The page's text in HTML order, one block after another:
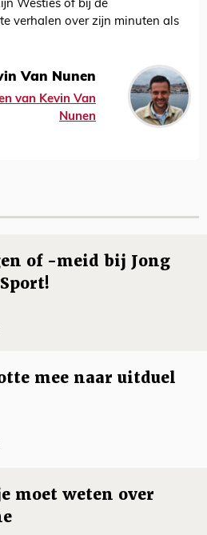
Westies of bij de
verhalen over zijn minuten als
Van Nunen
van Kevin Van
Nunen
of -meid bij Jong
mee naar uitduel
moet weten over